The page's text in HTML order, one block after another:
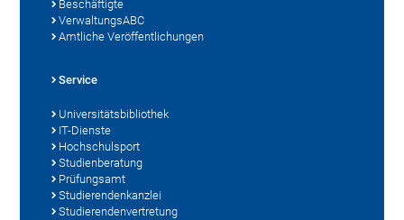
Beschäftigte
VerwaltungsABC
Amtliche Veröffentlichungen
Service
Universitätsbibliothek
IT-Dienste
Hochschulsport
Studienberatung
Prüfungsamt
Studierendenkanzlei
Studierendenvertretung